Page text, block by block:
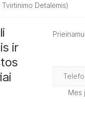
Detalėmis)
ir
Mes